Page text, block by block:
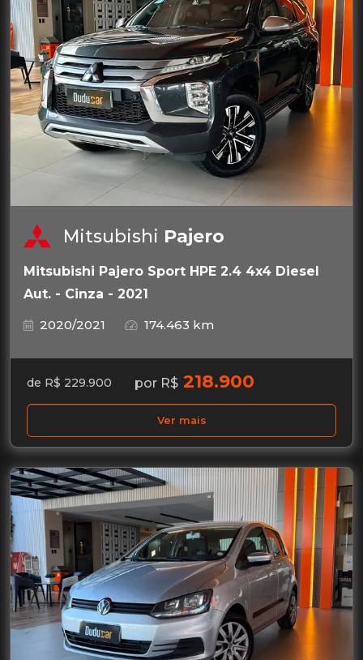
Mitsubishi Pajero
Mitsubishi Pajero Sport HPE 2.4 4x4 Diesel
Aut. - Cinza - 2021
2020/2021
174.463 km
de R$ 229.900 por R$ 218.900
Ver mais